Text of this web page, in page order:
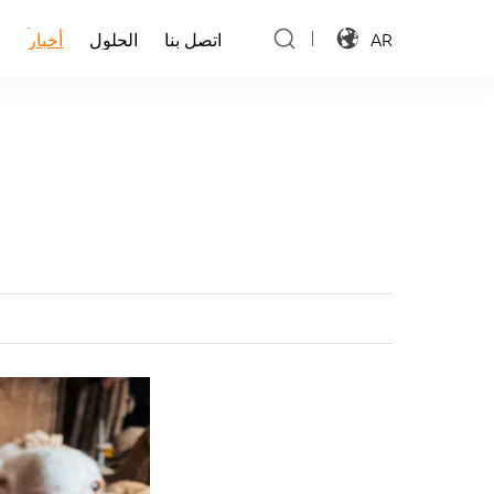
أخبار
الحلول
اتصل بنا
AR